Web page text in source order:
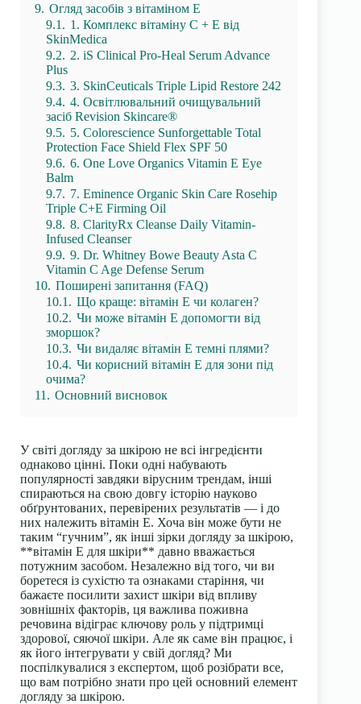
9. Огляд засобів з вітаміном Е
9.1. 1. Комплекс вітаміну С + Е від
SkinMedica
9.2. 2. iS Clinical Pro-Heal Serum Advance
Plus
9.3. 3. SkinCeuticals Triple Lipid Restore 242
9.4. 4. Освітлювальний очищувальний
засіб Revision Skincare®
9.5. 5. Colorescience Sunforgettable Total
Protection Face Shield Flex SPF 50
9.6. 6. One Love Organics Vitamin E Eye
Balm
9.7. 7. Eminence Organic Skin Care Rosehip
Triple C+E Firming Oil
9.8. 8. ClarityRx Cleanse Daily Vitamin-
Infused Cleanser
9.9. 9. Dr. Whitney Bowe Beauty Asta C
Vitamin C Age Defense Serum
10. Поширені запитання (FAQ)
10.1. Що краще: вітамін Е чи колаген?
10.2. Чи може вітамін Е допомогти від
зморшок?
10.3. Чи видаляє вітамін Е темні плями?
10.4. Чи корисний вітамін Е для зони під
очима?
11. Основний висновок
У світі догляду за шкірою не всі інгредієнти
однаково цінні. Поки одні набувають
популярності завдяки вірусним трендам, інші
спираються на свою довгу історію науково
обґрунтованих, перевірених результатів — і до
них належить вітамін Е. Хоча він може бути не
таким “гучним”, як інші зірки догляду за шкірою,
**вітамін Е для шкіри** давно вважається
потужним засобом. Незалежно від того, чи ви
боретеся із сухістю та ознаками старіння, чи
бажаєте посилити захист шкіри від впливу
зовнішніх факторів, ця важлива поживна
речовина відіграє ключову роль у підтримці
здорової, сяючої шкіри. Але як саме він працює, і
як його інтегрувати у свій догляд? Ми
поспілкувалися з експертом, щоб розібрати все,
що вам потрібно знати про цей основний елемент
догляду за шкірою.